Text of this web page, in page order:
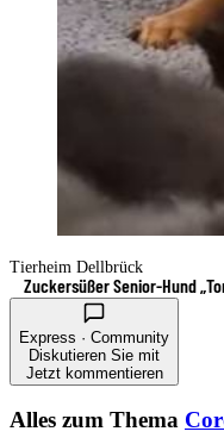
Tierheim Dellbrück
Zuckersüßer Senior-Hund
Express · Community
Diskutieren Sie mit
Jetzt kommentieren
Alles zum Thema